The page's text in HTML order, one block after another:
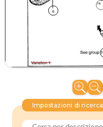
Impostazioni di ricerca